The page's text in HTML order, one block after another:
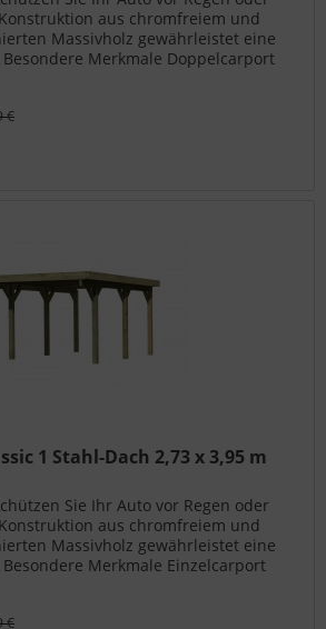
aus chromfreiem und
Massivholz gewährleistet eine
Merkmale Doppelcarport
€
1 Stahl-Dach 2,73 x 3,95 m
Sie Ihr Auto vor Regen oder
aus chromfreiem und
Massivholz gewährleistet eine
Merkmale Einzelcarport
€